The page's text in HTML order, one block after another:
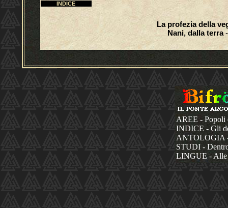
INDICE
La profezia della
Nani, dalla terra-
AREE - Popoli
INDICE - Gli
ANTOLOGIA
STUDI -
LINGUE - Alle